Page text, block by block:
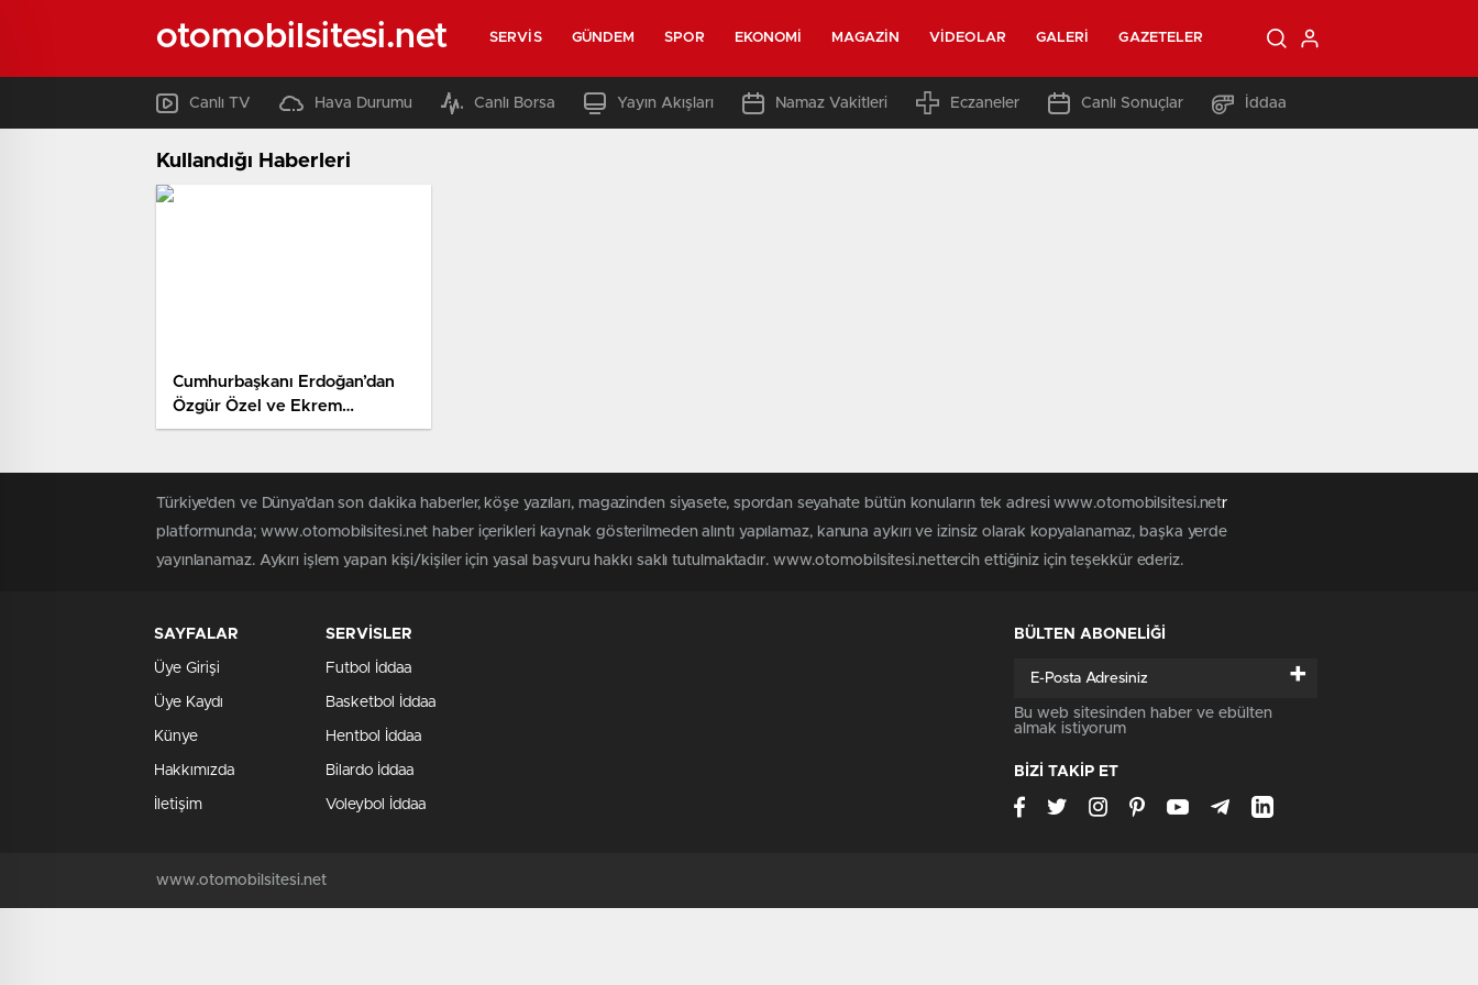
otomobilsitesi.net SERVIS GÜNDEM SPOR EKONOMI MAGAZIN VIDEOLAR GALERI GAZETELER
Canlı TV Hava Durumu Canlı Borsa Yayın Akışları Namaz Vakitleri Eczaneler Canlı Sonuçlar İddaa
Kullandığı Haberleri
Cumhurbaşkanı Erdoğan’dan
Özgür Özel ve Ekrem
İmamoğlu’na 1’er milyon liralık
Türkiye'den ve Dünya’dan son dakika haberler, köşe yazıları, magazinden siyasete, spordan seyahate bütün konuların tek adresi www.otomobilsitesi.netr
platformunda; www.otomobilsitesi.net haber içerikleri kaynak gösterilmeden alıntı yapılamaz, kanuna aykırı ve izinsiz olarak kopyalanamaz, başka yerde
yayınlanamaz. Aykırı işlem yapan kişi/kişiler için yasal başvuru hakkı saklı tutulmaktadır. www.otomobilsitesi.nettercih ettiğiniz için teşekkür ederiz.
SAYFALAR
Üye Girişi
Üye Kaydı
Künye
Hakkımızda
İletişim
SERVİSLER
Futbol İddaa
Basketbol İddaa
Hentbol İddaa
Bilardo İddaa
Voleybol İddaa
BÜLTEN ABONELİĞİ
+
Bu web sitesinden haber ve ebülten
almak istiyorum
BİZİ TAKİP ET
www.otomobilsitesi.net